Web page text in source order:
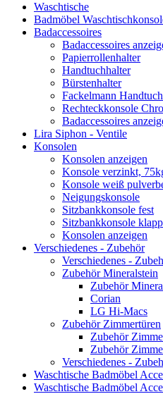
Waschtische
Badmöbel
Badaccessoires
Badaccessoires
Papierrollenhalter
Handtuchhalter
Bürstenhalter
Fackelmann
Rechteckkonsole
Badaccessoires
Lira Siphon - Ventile
Konsolen
Konsolen anzeigen
Konsole verzinkt,
Konsole weiß
Neigungskonsole
Sitzbankkonsole fest
Sitzbankkonsole
Konsolen anzeigen
Verschiedenes - Zubehör
Verschiedenes -
Zubehör Mineralstein
Zubehör
Corian
LG Hi-Macs
Zubehör Zimmertüren
Zubehör
Zubehör
Verschiedenes -
Waschtische Badmöbel
Waschtische Badmöbel